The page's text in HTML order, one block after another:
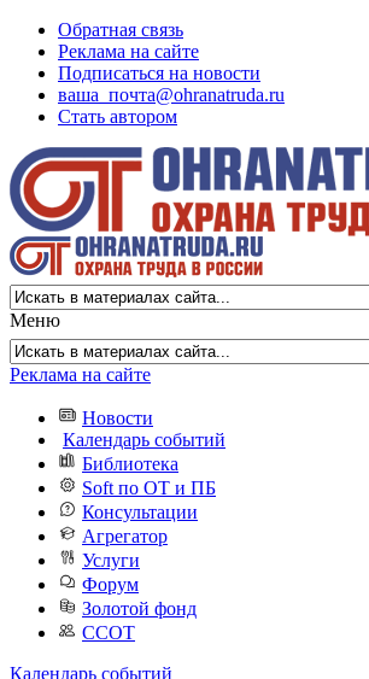
Обратная связь
Реклама на сайте
Подписаться на новости
ваша_почта@ohranatruda.ru
Стать автором
Меню
Реклама на сайте
Новости
Календарь событий
Библиотека
Soft по ОТ и ПБ
Консультации
Агрегатор
Услуги
Форум
Золотой фонд
ССОТ
Календарь событий